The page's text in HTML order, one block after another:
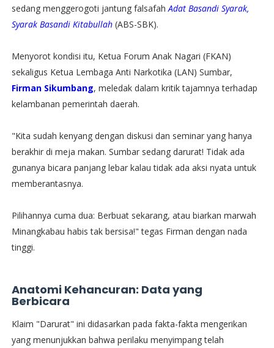
sedang menggerogoti jantung falsafahAdat Basandi Syarak,
Syarak Basandi Kitabullah(ABS-SBK).
Menyorot kondisi itu, Ketua Forum Anak Nagari (FKAN)
sekaligus Ketua Lembaga Anti Narkotika (LAN) Sumbar,
Firman Sikumbang, meledak dalam kritik tajamnya terhadap
kelambanan pemerintah daerah.
​"Kita sudah kenyang dengan diskusi dan seminar yang hanya
berakhir di meja makan. Sumbar sedang darurat! Tidak ada
gunanya bicara panjang lebar kalau tidak ada aksi nyata untuk
memberantasnya.
Pilihannya cuma dua: Berbuat sekarang, atau biarkan marwah
Minangkabau habis tak bersisa!" tegas Firman dengan nada
tinggi.
Anatomi Kehancuran: Data yang
Berbicara
​Klaim "Darurat" ini didasarkan pada fakta-fakta mengerikan
yang menunjukkan bahwa perilaku menyimpang telah